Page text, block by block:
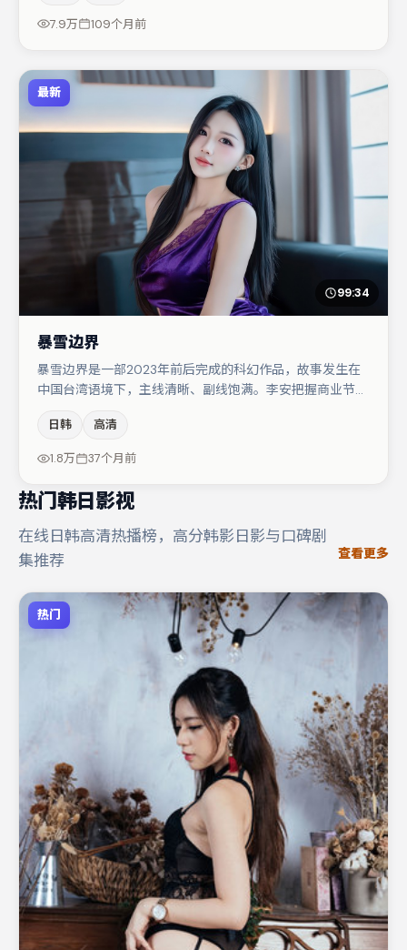
台词与伏笔的观众。节奏紧凑、反转有度，值得列入片单。
7.9万 109个月前
最新
99:34
暴雪边界
暴雪边界是一部2023年前后完成的科幻作品，故事发生在
中国台湾语境下，主线清晰、副线饱满。李安把握商业节奏
颖在片中承担叙事驱动，雷佳音、廖凡分别提供反差与喜
剧/悬疑调剂（视场次而定）。整体完成度较高，适合周末
日韩 高清
1.8万 37个月前
热门韩日影视
在线日韩高清热播榜，高分韩影日影与口碑剧
集推荐
查看更多
热门